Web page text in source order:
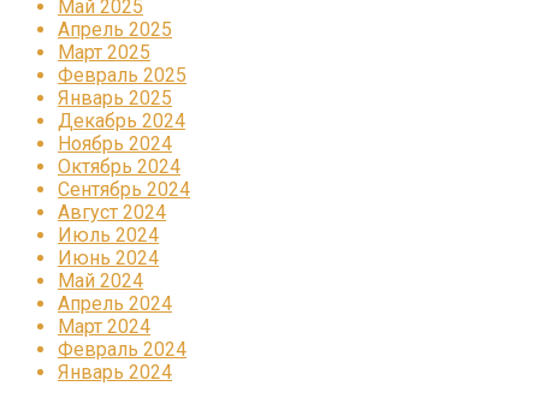
Май 2025
Апрель 2025
Март 2025
Февраль 2025
Январь 2025
Декабрь 2024
Ноябрь 2024
Октябрь 2024
Сентябрь 2024
Август 2024
Июль 2024
Июнь 2024
Май 2024
Апрель 2024
Март 2024
Февраль 2024
Январь 2024